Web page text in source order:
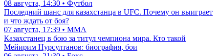
08 августа, 14:30 • Футбол
Последний шанс для казахстанца в UFC. Почему он выиграет
и что ждать от боя?
07 августа, 17:39 • ММА
Казахстанец в бою за титул чемпиона мира. Кто такой
Мейирим Нурсултанов: биография, бои